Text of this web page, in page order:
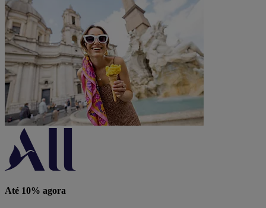
Até 10% agora